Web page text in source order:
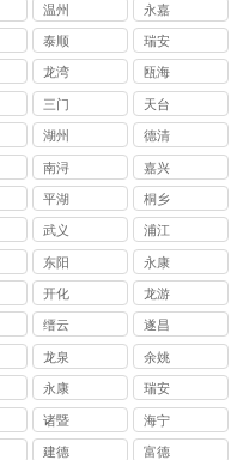
温州 永嘉
泰顺 瑞安
龙湾 瓯海
三门 天台
湖州 德清
南浔 嘉兴
平湖 桐乡
武义 浦江
东阳 永康
开化 龙游
缙云 遂昌
龙泉 余姚
永康 瑞安
诸暨 海宁
建德 富德